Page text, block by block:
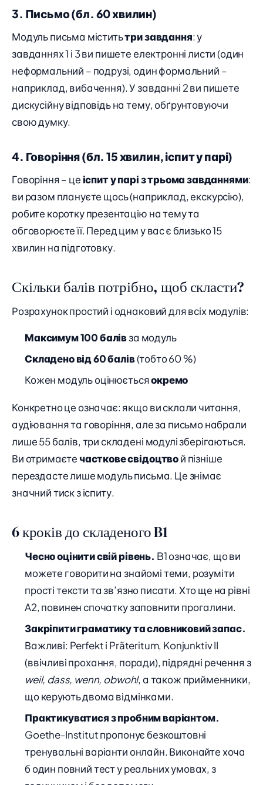
3. Письмо (бл. 60 хвилин)
Модуль письма міститьтри завдання: у
завданнях 1 і 3 ви пишете електронні листи (один
неформальний – подрузі, один формальний –
наприклад, вибачення). У завданні 2 ви пишете
дискусійну відповідь на тему, обґрунтовуючи
свою думку.
4. Говоріння (бл. 15 хвилин, іспит у парі)
Говоріння – це іспит у парі з трьома завданнями:
ви разом плануєте щось (наприклад, екскурсію),
робите коротку презентацію на тему та
обговорюєте її. Перед цим у вас є близько 15
хвилин на підготовку.
Скільки балів потрібно, щоб скласти?
Розрахунок простий і однаковий для всіх модулів:
Максимум 100 балівза модуль
Складено від 60 балів(тобто 60 %)
Кожен модуль оцінюєтьсяокремо
Конкретно це означає: якщо ви склали читання,
аудіювання та говоріння, але за письмо набрали
лише 55 балів, три складені модулі зберігаються.
Ви отримаєте часткове свідоцтвой пізніше
перездасте лише модуль письма. Це знімає
значний тиск з іспиту.
6 кроків до складеного B1
Чесно оцінити свій рівень. B1 означає, що ви
можете говорити на знайомі теми, розуміти
прості тексти та зв’язно писати. Хто ще на рівні
A2, повинен спочатку заповнити прогалини.
Закріпити граматику та словниковий запас.
Важливі: Perfekt і Präteritum, Konjunktiv II
(ввічливі прохання, поради), підрядні речення з
weil, dass, wenn, obwohl, а також прийменники,
що керують двома відмінками.
Практикуватися з пробним варіантом.
Goethe-Institut пропонує безкоштовні
тренувальні варіанти онлайн. Виконайте хоча
б один повний тест у реальних умовах, з